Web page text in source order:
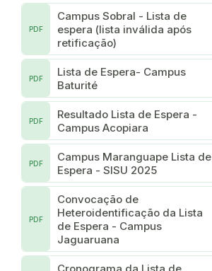
Campus Sobral - Lista de
espera (lista inválida após
retificação)
PDF
Lista de Espera- Campus
Baturité
PDF
Resultado Lista de Espera -
Campus Acopiara
PDF
Campus Maranguape Lista de
Espera - SISU 2025
PDF
Convocação de
Heteroidentificação da Lista
de Espera - Campus
Jaguaruana
PDF
Cronograma da Lista de